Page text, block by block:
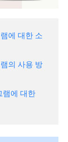
에 대한 소
의 사용 방
램에 대한